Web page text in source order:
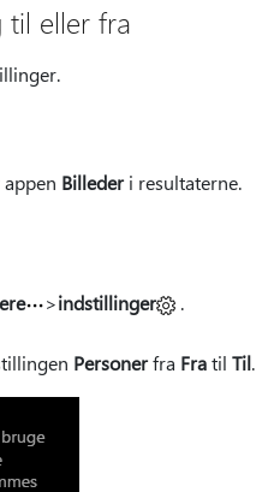
til eller fra
Billederi resultaterne.
>indstillinger .
Personerfra Fratil Til.